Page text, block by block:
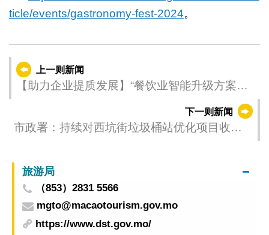
ticle/events/gastronomy-fest-2024。
上一则新闻
【助力企业提质发展】“餐饮业智能升级方案分
下一则新闻
市政署：持续对西坑街垃圾桶站优化项目收集
旅游局
（853）2831 5566
mgto@macaotourism.gov.mo
https://www.dst.gov.mo/